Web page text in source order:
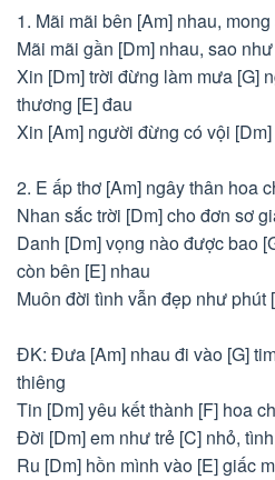
1. Mãi mãi bên [Am] nhau,
Mãi mãi gần [Dm] nhau, sao
Xin [Dm] trời đừng làm mưa [G]
thương [E] đau
Xin [Am] người đừng có vội
2. E ấp thơ [Am] ngây thân hoa
Nhan sắc trời [Dm] cho đơn sơ
Danh [Dm] vọng nào được bao
còn bên [E] nhau
Muôn đời tình vẫn đẹp như phút
ĐK: Đưa [Am] nhau đi vào [G]
thiêng
Tin [Dm] yêu kết thành [F] hoa
Đời [Dm] em như trẻ [C] nhỏ,
Ru [Dm] hồn mình vào [E] giấc